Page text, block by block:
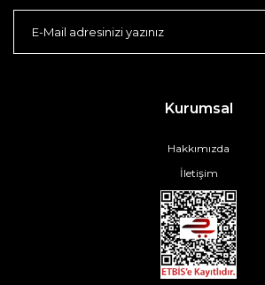
Kurumsal
Hakkımızda
İletişim